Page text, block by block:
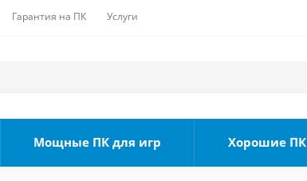
Гарантия на ПК Услуги
Мощные ПК для игр Хорошие ПК